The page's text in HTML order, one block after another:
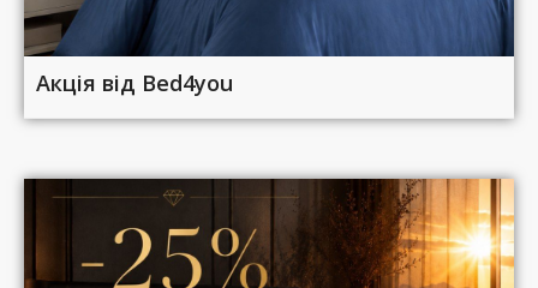
Акція від Bed4you